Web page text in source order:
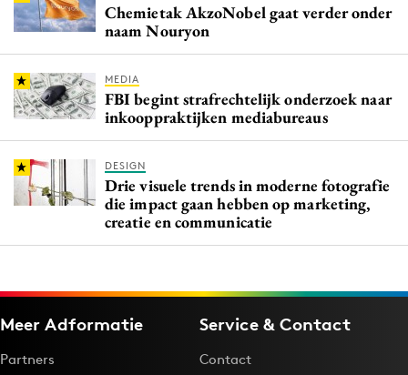
Chemietak AkzoNobel gaat verder onder
naam Nouryon
MEDIA
FBI begint strafrechtelijk onderzoek naar
inkooppraktijken mediabureaus
DESIGN
Drie visuele trends in moderne fotografie
die impact gaan hebben op marketing,
creatie en communicatie
Meer Adformatie
Partners
Service & Contact
Contact